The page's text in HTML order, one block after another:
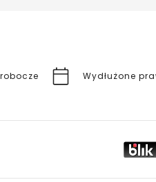
Wydłużone